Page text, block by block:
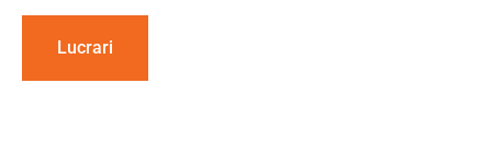
Lucrari